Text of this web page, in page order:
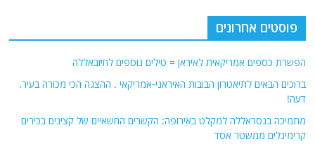
פוסטים אחרונים
הפשרת כספים אמריקאית לאיראן = טילים נוספים לחיזבאללה
ברוכים הבאים לתיאטרון הבובות האיראני-אמריקאי . ההצגה הכי מכורה בעיר.
דעה!
מתמיכה בנסראללה למקלט באירופה: הקשרים החשאיים של קצינים בכירים
קרימינלים ממשטר אסד